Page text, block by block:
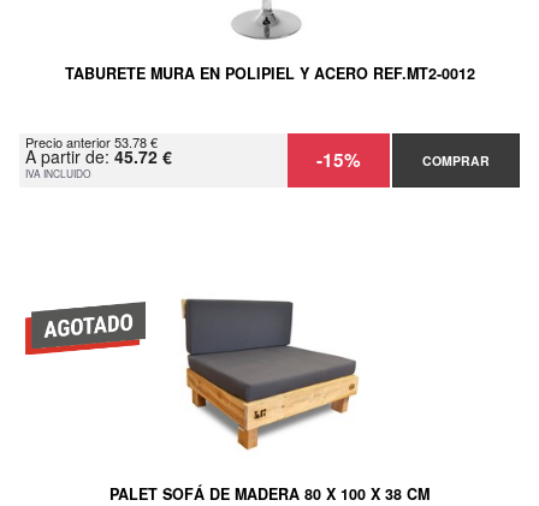
TABURETE MURA EN POLIPIEL Y ACERO REF.MT2-0012
Precio anterior 53.78 €
A partir de: 45.72 €
IVA INCLUIDO -15% COMPRAR
PALET SOFÁ DE MADERA 80 X 100 X 38 CM